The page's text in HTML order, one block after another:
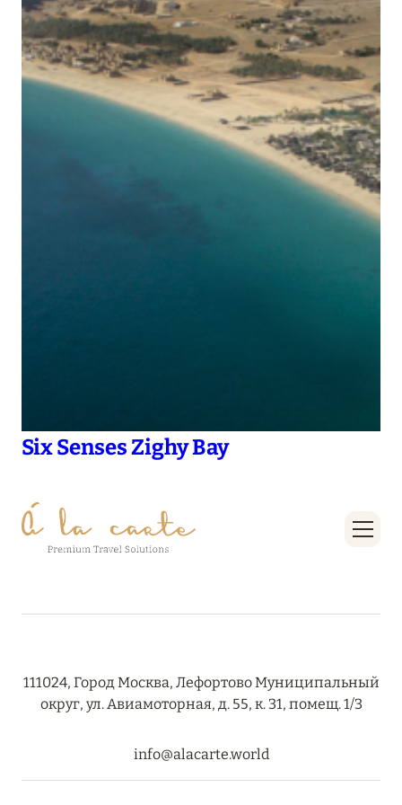
Six Senses Zighy Bay
111024, Город Москва, Лефортово Муниципальный
округ, ул. Авиамоторная, д. 55, к. 31, помещ. 1/3
info@alacarte.world